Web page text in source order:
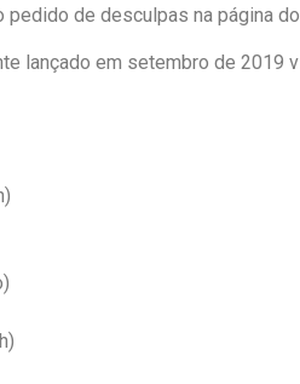
de desculpas na página
lançado em setembro de 2019